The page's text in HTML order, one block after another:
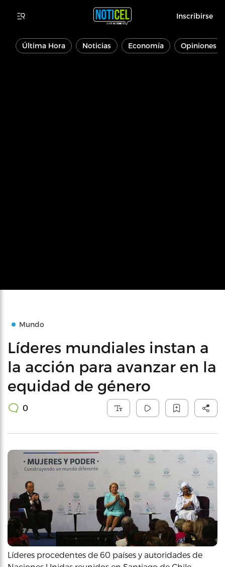
Inscribirse
Última Hora Noticias Economía Opiniones
Mundo
Líderes mundiales instan a
la acción para avanzar en la
equidad de género
0
Líderes procedentes de 60 países y autoridades de